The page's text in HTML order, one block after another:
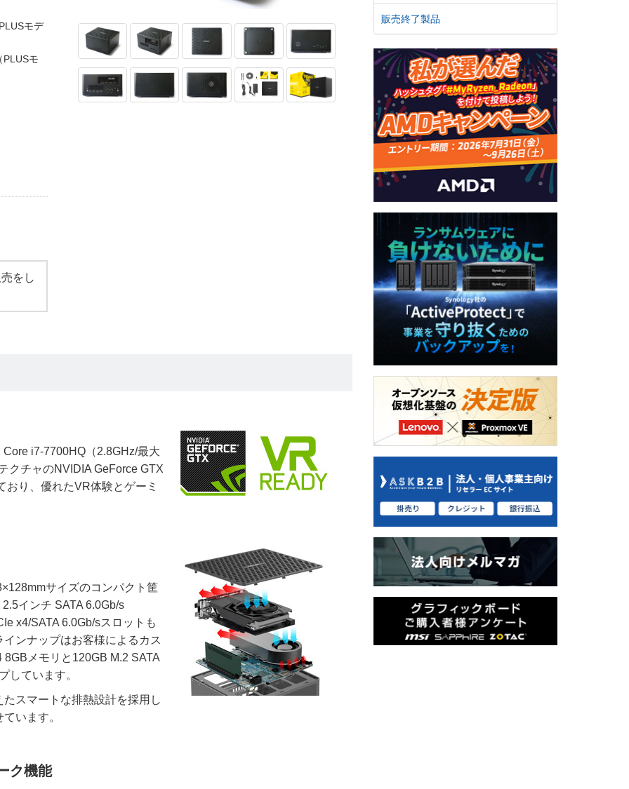
モデ
PLUSモ
をし
i7-7700HQ（2.8GHz/最大
クチャのNVIDIA GeForce GTX
り、優れたVR体験とゲーミ
サイズのコンパクト筐
インチ SATA 6.0Gb/s
x4/SATA 6.0Gb/sスロットも
ンナップはお客様によるカス
メモリと120GB M.2 SATA
しています。
スマートな排熱設計を採用し
います。
ク機能
販売終了製品